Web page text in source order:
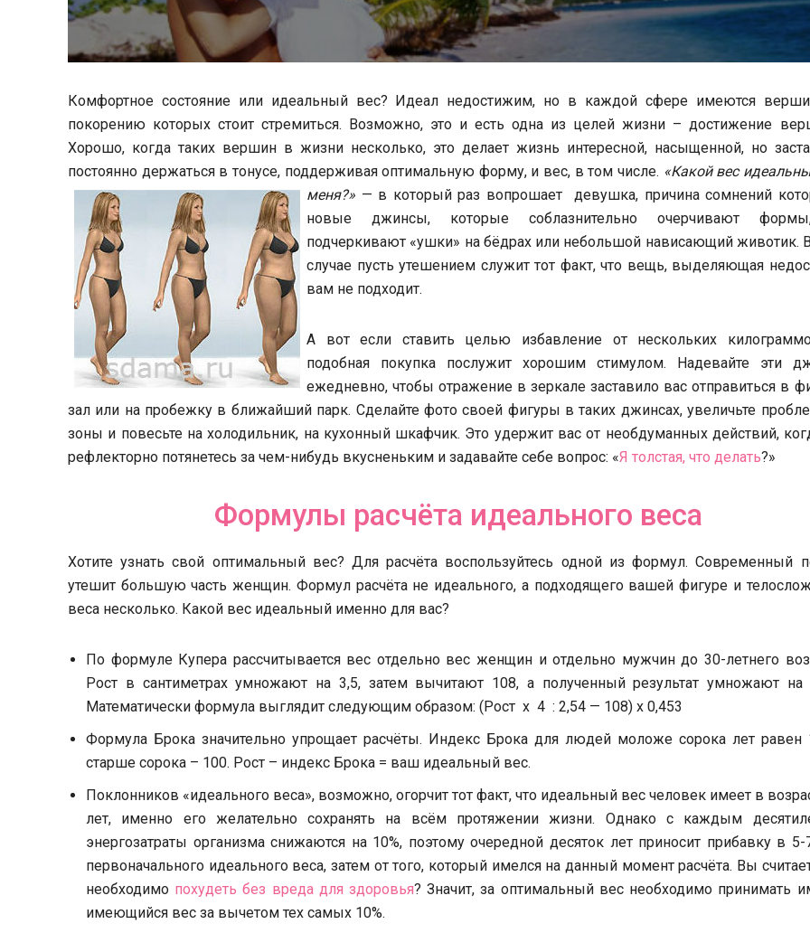
Комфортное состояние или идеальный вес? Идеал недостижим, но в каждой сфере имеются
покорению которых стоит стремиться. Возможно, это и есть одна из целей жизни – достижение
Хорошо, когда таких вершин в жизни несколько, это делает жизнь интересной, насыщенной, но
постоянно держаться в тонусе, поддерживая оптимальную форму, и вес, в том числе. «Какой вес
меня?» — в который раз вопрошает девушка, причина сомнений
новые джинсы, которые соблазнительно очерчивают
подчеркивают «ушки» на бёдрах или небольшой нависающий животик.
случае пусть утешением служит тот факт, что вещь, выделяющая
вам не подходит.
А вот если ставить целью избавление от нескольких
подобная покупка послужит хорошим стимулом. Надевайте эти
ежедневно, чтобы отражение в зеркале заставило вас отправиться в
зал или на пробежку в ближайший парк. Сделайте фото своей фигуры в таких джинсах, увеличьте
зоны и повесьте на холодильник, на кухонный шкафчик. Это удержит вас от необдуманных действий,
рефлекторно потянетесь за чем-нибудь вкусненьким и задавайте себе вопрос: «Я толстая, что делать?»
Формулы расчёта идеального веса
Хотите узнать свой оптимальный вес? Для расчёта воспользуйтесь одной из формул. Современный
утешит большую часть женщин. Формул расчёта не идеального, а подходящего вашей фигуре и
веса несколько. Какой вес идеальный именно для вас?
По формуле Купера рассчитывается вес отдельно вес женщин и отдельно мужчин до 30-летнего
Рост в сантиметрах умножают на 3,5, затем вычитают 108, а полученный результат умножают на
Математически формула выглядит следующим образом: (Рост х 4 : 2,54 — 108) х 0,453
Формула Брока значительно упрощает расчёты. Индекс Брока для людей моложе сорока лет равен
старше сорока – 100. Рост – индекс Брока = ваш идеальный вес.
Поклонников «идеального веса», возможно, огорчит тот факт, что идеальный вес человек имеет в
лет, именно его желательно сохранять на всём протяжении жизни. Однако с каждым
энергозатраты организма снижаются на 10%, поэтому очередной десяток лет приносит прибавку в 5-
первоначального идеального веса, затем от того, который имелся на данный момент расчёта. Вы
необходимо похудеть без вреда для здоровья? Значит, за оптимальный вес необходимо принимать
имеющийся вес за вычетом тех самых 10%.